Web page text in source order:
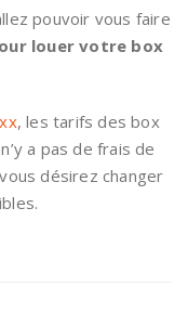
pouvoir vous faire
louer votre box
, les tarifs des box
a pas de frais de
désirez changer